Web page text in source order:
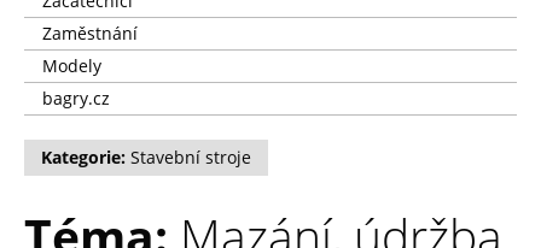
Zaměstnání
Modely
bagry.cz
Kategorie: Stavební stroje